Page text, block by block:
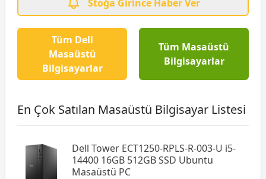
Stoğa Girince Haber Ver
Tüm Dell
Masaüstü
Bilgisayarlar
Tüm Masaüstü
Bilgisayarlar
En Çok Satılan Masaüstü Bilgisayar Listesi
Dell Tower ECT1250-RPLS-R-003-U i5-
14400 16GB 512GB SSD Ubuntu
Masaüstü PC